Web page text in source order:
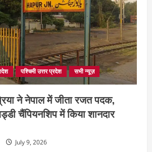
पश्चिमी उत्तर प्रदेश सभी न्यूज़
ने नेपाल में जीता रजत पदक,
चैंपियनशिप में किया शानदार
July 9, 2026